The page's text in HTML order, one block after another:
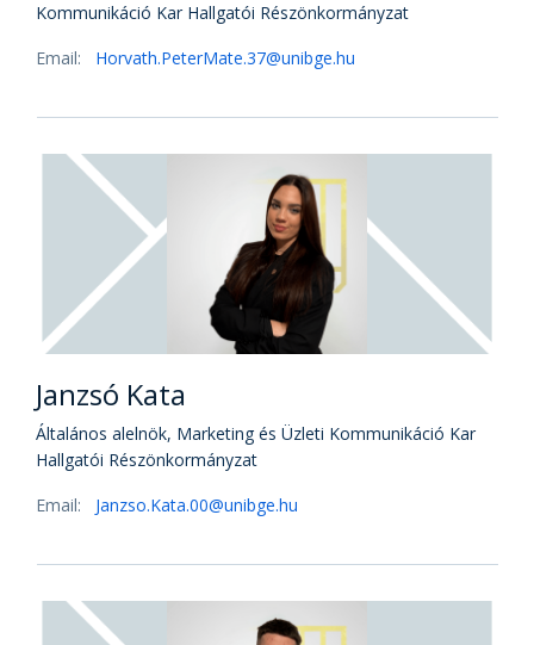
Kommunikáció Kar Hallgatói Részönkormányzat
Email:
Horvath.PeterMate.37@unibge.hu
Janzsó Kata
Általános alelnök, Marketing és Üzleti Kommunikáció Kar
Hallgatói Részönkormányzat
Email:
Janzso.Kata.00@unibge.hu